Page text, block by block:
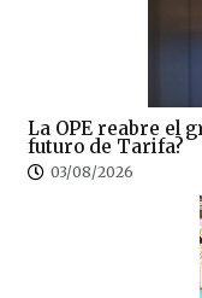
La OPE reabre el
futuro de Tarifa?
03/08/2026